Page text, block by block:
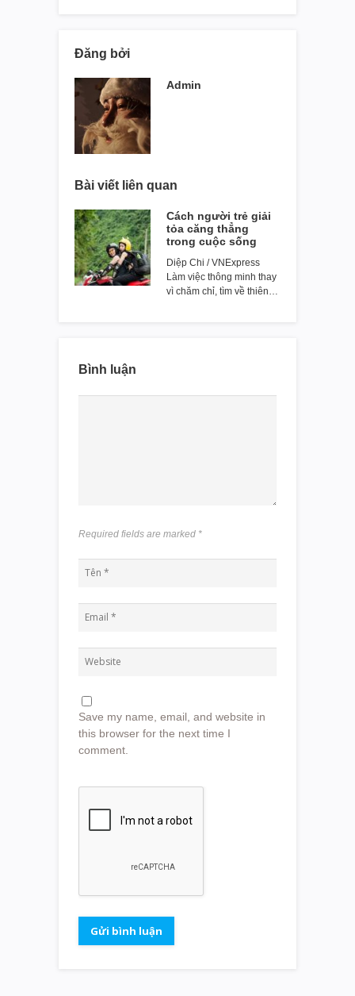
Đăng bởi
Admin
Bài viết liên quan
Cách người trẻ giải
tỏa căng thẳng
trong cuộc sống
Diệp Chi / VNExpress
Làm việc thông minh thay
vì chăm chỉ, tìm về thiên…
Bình luận
Required fields are marked *
Save my name, email, and website in
this browser for the next time I
comment.